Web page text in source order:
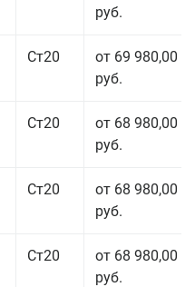
руб.
Ст20
от 69 980,00
руб.
Ст20
от 68 980,00
руб.
Ст20
от 68 980,00
руб.
Ст20
от 68 980,00
руб.